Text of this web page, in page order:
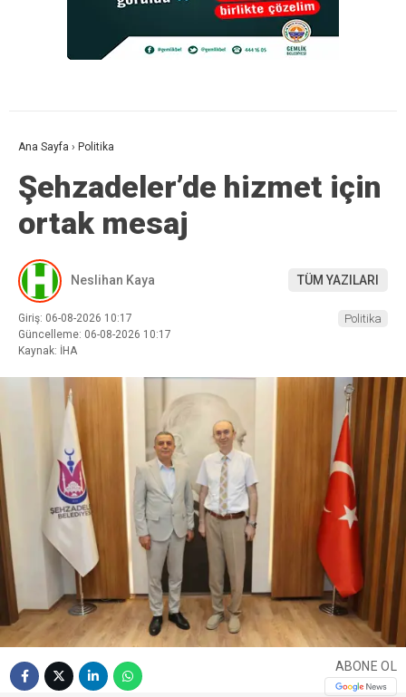
Ana Sayfa › Politika
Şehzadeler’de hizmet için
ortak mesaj
Neslihan Kaya TÜM YAZILARI
Giriş: 06-08-2026 10:17
Güncelleme: 06-08-2026 10:17
Kaynak: İHA
Politika
ABONE OL